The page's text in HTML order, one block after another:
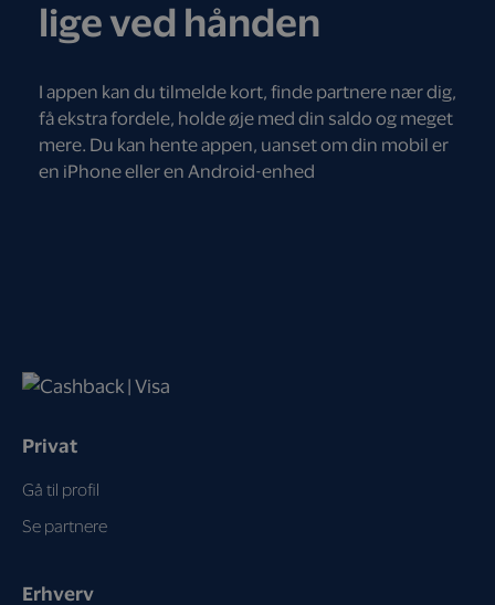
lige ved hånden
I appen kan du tilmelde kort, finde partnere nær dig,
få ekstra fordele, holde øje med din saldo og meget
mere. Du kan hente appen, uanset om din mobil er
en iPhone eller en Android-enhed
Privat
Gå til profil
Se partnere
Erhverv